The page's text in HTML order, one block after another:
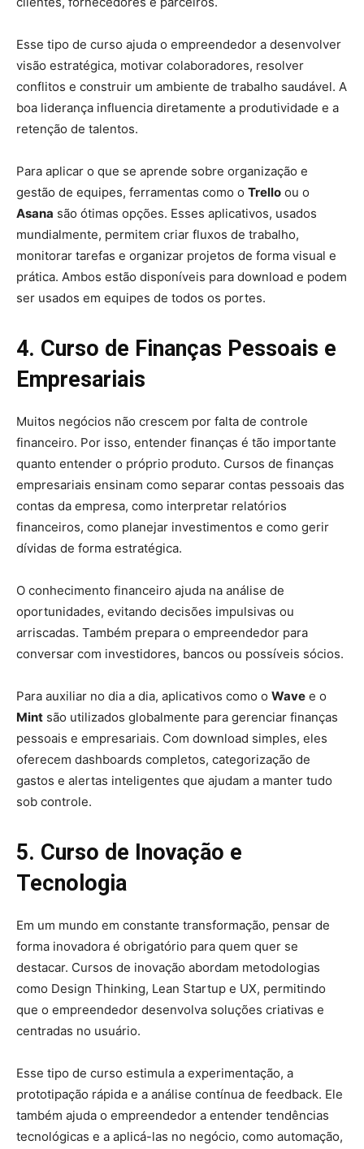
Esse tipo de curso ajuda o empreendedor a desenvolver
visão estratégica, motivar colaboradores, resolver
conflitos e construir um ambiente de trabalho saudável. A
boa liderança influencia diretamente a produtividade e a
retenção de talentos.
Para aplicar o que se aprende sobre organização e
gestão de equipes, ferramentas como o Trello ou o
Asana são ótimas opções. Esses aplicativos, usados
mundialmente, permitem criar fluxos de trabalho,
monitorar tarefas e organizar projetos de forma visual e
prática. Ambos estão disponíveis para download e podem
ser usados em equipes de todos os portes.
4. Curso de Finanças Pessoais e
Empresariais
Muitos negócios não crescem por falta de controle
financeiro. Por isso, entender finanças é tão importante
quanto entender o próprio produto. Cursos de finanças
empresariais ensinam como separar contas pessoais das
contas da empresa, como interpretar relatórios
financeiros, como planejar investimentos e como gerir
dívidas de forma estratégica.
O conhecimento financeiro ajuda na análise de
oportunidades, evitando decisões impulsivas ou
arriscadas. Também prepara o empreendedor para
conversar com investidores, bancos ou possíveis sócios.
Para auxiliar no dia a dia, aplicativos como o Wave e o
Mint são utilizados globalmente para gerenciar finanças
pessoais e empresariais. Com download simples, eles
oferecem dashboards completos, categorização de
gastos e alertas inteligentes que ajudam a manter tudo
sob controle.
5. Curso de Inovação e
Tecnologia
Em um mundo em constante transformação, pensar de
forma inovadora é obrigatório para quem quer se
destacar. Cursos de inovação abordam metodologias
como Design Thinking, Lean Startup e UX, permitindo
que o empreendedor desenvolva soluções criativas e
centradas no usuário.
Esse tipo de curso estimula a experimentação, a
prototipação rápida e a análise contínua de feedback. Ele
também ajuda o empreendedor a entender tendências
tecnológicas e a aplicá-las no negócio, como automação,